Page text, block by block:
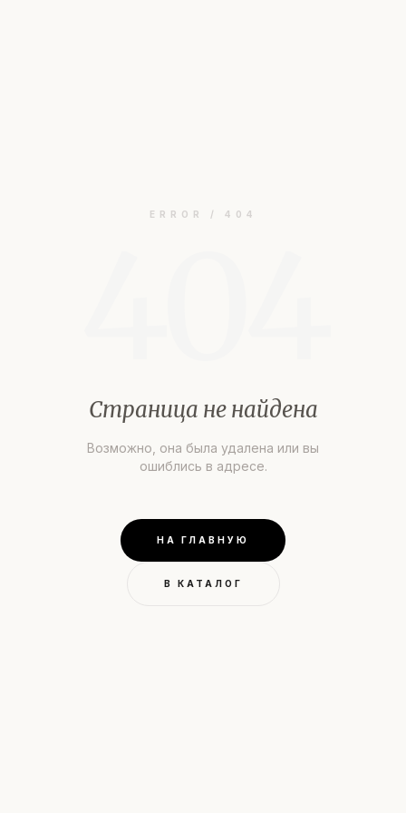
ERROR / 404
Страница не найдена
Возможно, она была удалена или вы
ошиблись в адресе.
НА ГЛАВНУЮ
В КАТАЛОГ